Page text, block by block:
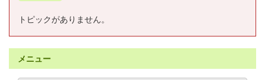
トピックがありません。
メニュー